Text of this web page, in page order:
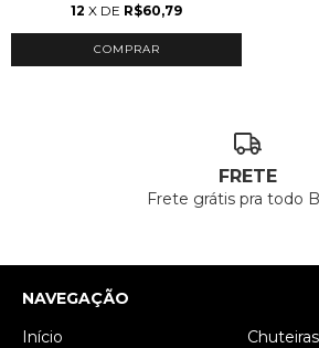
12 X DE R$60,79
COMPRAR
FRETE
Frete grátis pra todo
NAVEGAÇÃO
Início
Chuteiras